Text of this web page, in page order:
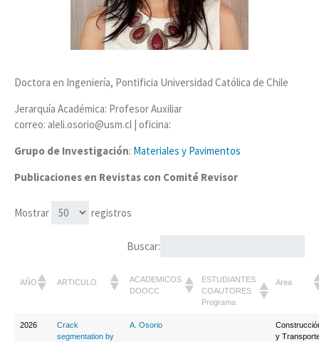
Doctora en Ingeniería, Pontificia Universidad Católica de Chile
Jerarquía Académica: Profesor Auxiliar
correo: aleli.osorio@usm.cl | oficina:
Grupo de Investigación: Materiales y Pavimentos
Publicaciones en Revistas con Comité Revisor
Mostrar registros
Buscar:
AÑO ARTICULO
ACADEMICOS
DOOCC
ESTUDIANTES
COAUTORES
Programa
Area
2026
Crack
segmentation by
A. Osorio
y